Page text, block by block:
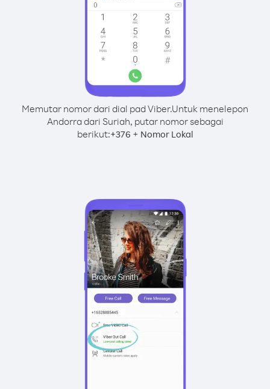
Memutar nomor dari dial pad Viber.Untuk menelepon
Andorra dari Suriah, putar nomor sebagai
berikut:+376 + Nomor Lokal